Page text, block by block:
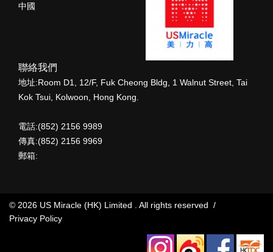
中國
聯絡我們
地址:Room D1, 12/F, Fuk Cheong Bldg, 1 Walnut Street, Tai
Kok Tsui, Kolwoon, Hong Kong.
電話:(852) 2156 9989
傳真:(852) 2156 9969
郵箱:
© 2026 US Miracle (HK) Limited . All rights reserved /
Privacy Policy